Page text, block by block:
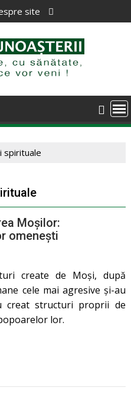
site
spirituale
Moşilor:
omenești
create de Moși, după
cele mai agresive și-au
creat structuri proprii de
lor.